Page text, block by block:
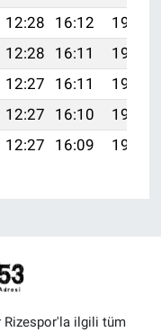
12:28 16:12
19:14
12:28 16:11
19:12
12:27 16:11
19:11
12:27 16:10
19:09
12:27 16:09 19:08
Rizespor'la ilgili tüm